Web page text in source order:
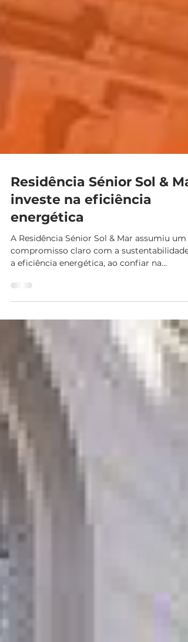
Residência Sénior Sol &
investe na eficiência
energética
A Residência Sénior Sol & Mar assumiu um
a eficiência energética, ao confiar na
Energyco ...